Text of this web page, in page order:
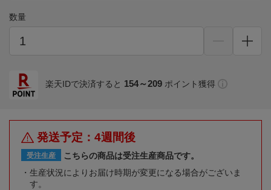
数量
楽天IDで決済すると 154～209 ポイント獲得
発送予定：4週間後
受注生産
こちらの商品は受注生産商品です。
生産状況によりお届け時期が変更になる場合がございま
す。